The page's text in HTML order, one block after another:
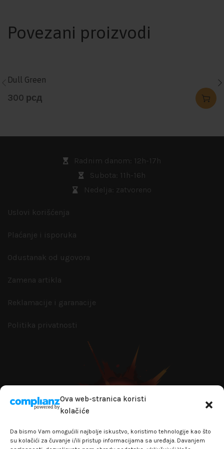
Ova web-stranica koristi
kolačiće
Da bismo Vam omogućili najbolje iskustvo, koristimo tehnologije kao što
su kolačići za čuvanje i/ili pristup informacijama sa uređaja. Davanjem
Povezani proizvodi
Dull Green
300 рсд
Radnim danom: 12h-17h
Subota: 11h-16h
Nedelja: zatvoreno
Uslovi korišćenja
Plaćanje i isporuka
Odustanak od ugovora
Zamena artikla
Reklamacije i garanacije
Politika privatnosti